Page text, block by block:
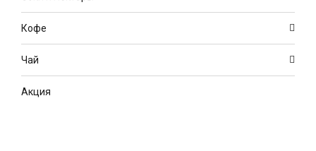
Кофе
Чай
Акция